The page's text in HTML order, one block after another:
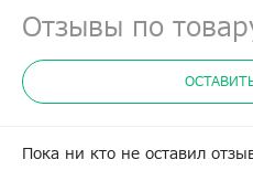
Отзывы по
Пока ни кто не оставил